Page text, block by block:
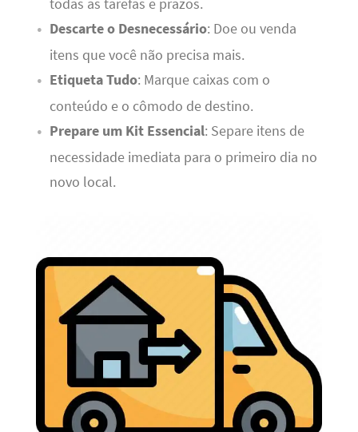
todas as tarefas e prazos.
Descarte o Desnecessário: Doe ou venda
itens que você não precisa mais.
Etiqueta Tudo: Marque caixas com o
conteúdo e o cômodo de destino.
Prepare um Kit Essencial: Separe itens de
necessidade imediata para o primeiro dia no
novo local.